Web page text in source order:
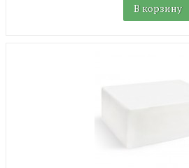
В корзину